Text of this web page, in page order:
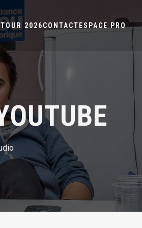
TOUR 2026CONTACT ESPACE PRO